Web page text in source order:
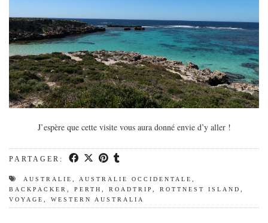
J’espère que cette visite vous aura donné envie d’y aller !
PARTAGER:
AUSTRALIE AUSTRALIE OCCIDENTALE
BACKPACKER
PERTH ROADTRIP ROTTNEST ISLAND
VOYAGE
WESTERN AUSTRALIA